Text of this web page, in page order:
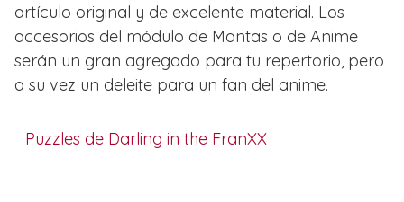
artículo original y de excelente material. Los
accesorios del módulo de Mantas o de Anime
serán un gran agregado para tu repertorio, pero
a su vez un deleite para un fan del anime.
Puzzles de Darling in the FranXX